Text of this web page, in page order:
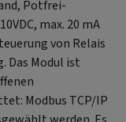
Potfrei-
max. 20 mA
von Relais
Das Modul ist
Modbus TCP/IP